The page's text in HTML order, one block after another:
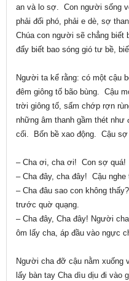
an và lo sợ. Con người sống
phải đối phó, phải e dè, sợ
Chúa con người sẽ chẳng biết
đẩy biết bao sóng gió tư bề,
Người ta kể rằng: có một cậu
đêm giông tố bão bùng. Cậu
trời giông tố, sấm chớp rợn
những âm thanh gầm thét như
cối. Bốn bề xao động. Cậu
– Cha ơi, cha ơi! Con sợ quá!
– Cha đây, cha đây! Cậu nghe
– Cha đâu sao con không
trước quờ quạng.
– Cha đây, Cha đây! Người
ôm lấy cha, áp đầu vào ngực
Người cha đỡ cậu nằm xuống
lấy bàn tay Cha dìu dịu đi vào